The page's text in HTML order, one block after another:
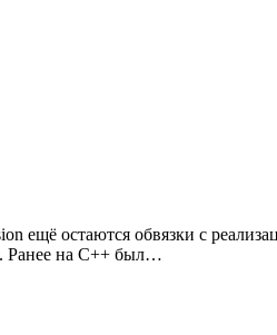
ещё остаются обвязки с
Ранее на С++ был…